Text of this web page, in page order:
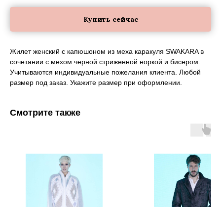
Купить сейчас
Жилет женский с капюшоном из меха каракуля SWAKARA в
сочетании с мехом черной стриженной норкой и бисером.
Учитываются индивидуальные пожелания клиента. Любой
размер под заказ. Укажите размер при оформлении.
Смотрите также